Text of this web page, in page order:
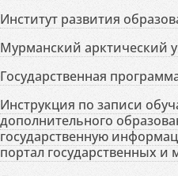
Институт развития
Мурманский арктический
Государственная
Инструкция по записи
дополнительного
государственную
портал государственных и